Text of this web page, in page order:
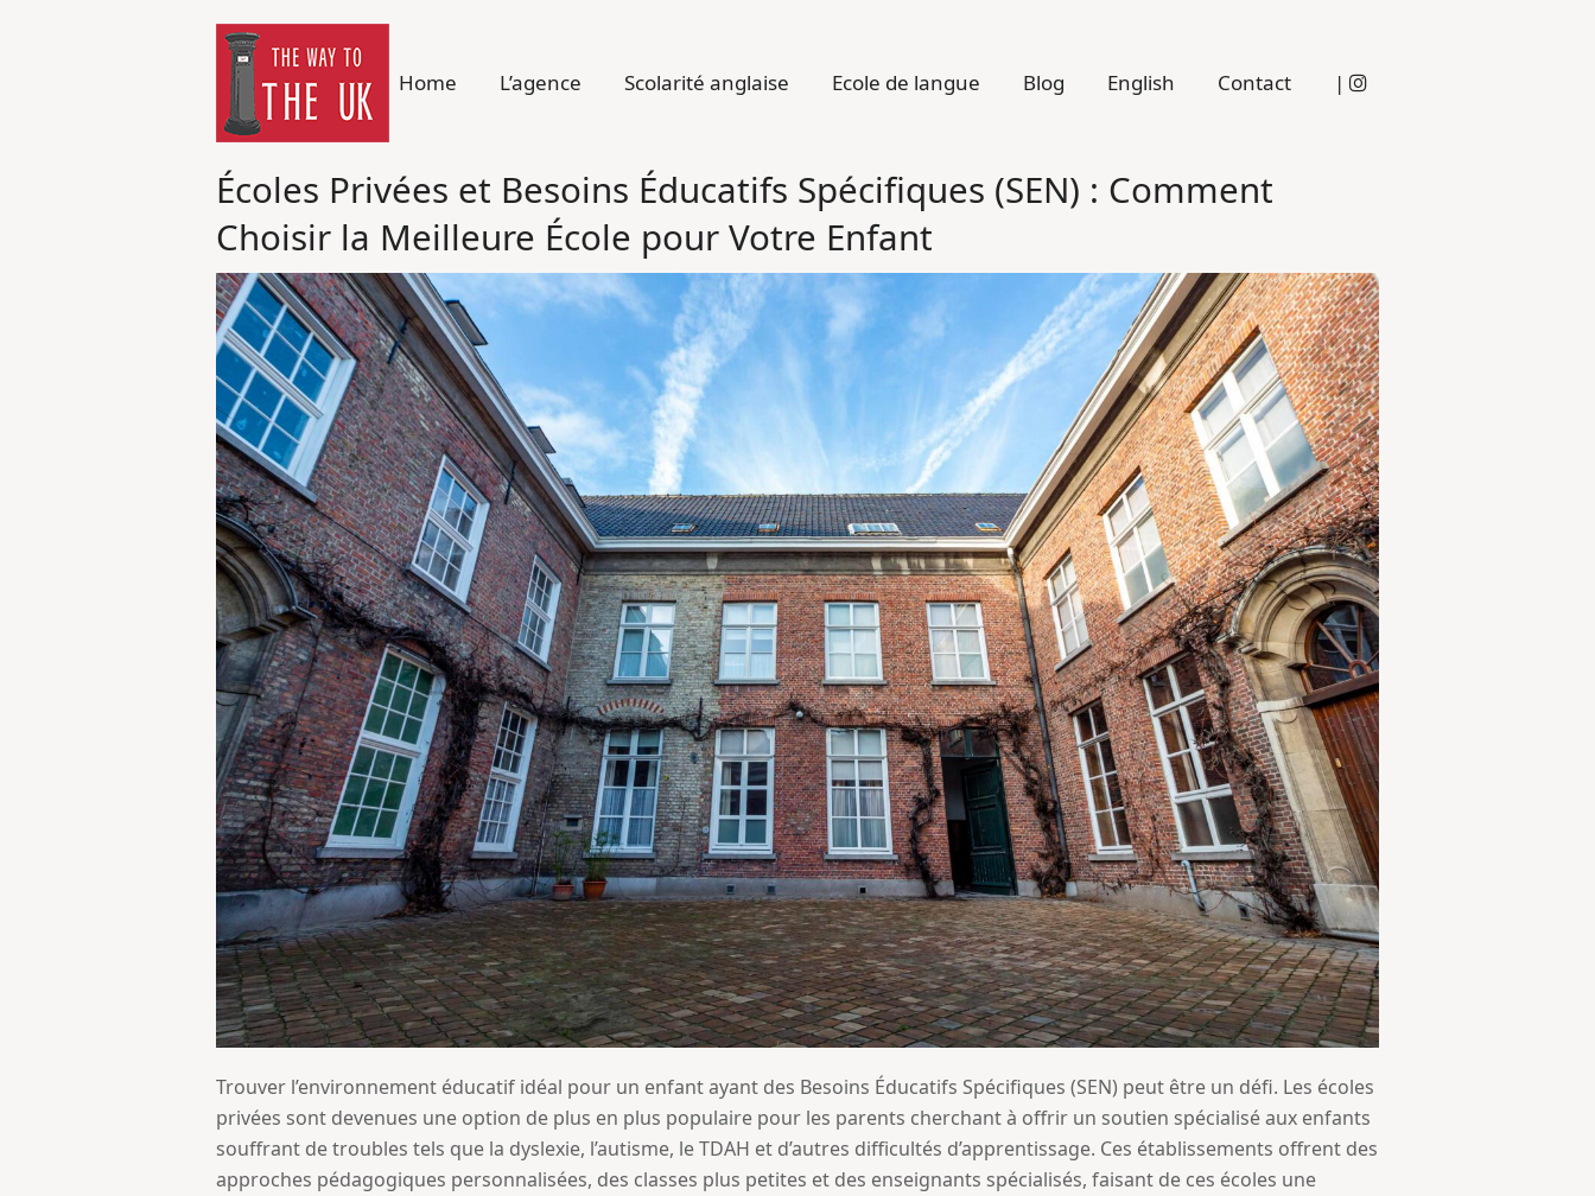
Home L’agence Scolarité anglaise Ecole de langue Blog English Contact |
Écoles Privées et Besoins Éducatifs Spécifiques (SEN) : Comment
Choisir la Meilleure École pour Votre Enfant
Trouver l’environnement éducatif idéal pour un enfant ayant des Besoins Éducatifs Spécifiques (SEN) peut être un défi. Les écoles
privées sont devenues une option de plus en plus populaire pour les parents cherchant à offrir un soutien spécialisé aux enfants
souffrant de troubles tels que la dyslexie, l’autisme, le TDAH et d’autres difficultés d’apprentissage. Ces établissements offrent des
approches pédagogiques personnalisées, des classes plus petites et des enseignants spécialisés, faisant de ces écoles une